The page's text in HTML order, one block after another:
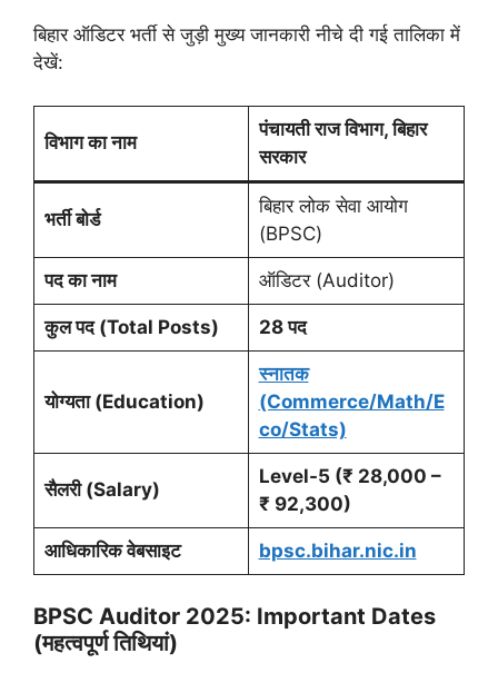
बिहार ऑडिटर भर्ती से जुड़ी मुख्य जानकारी नीचे दी गई तालिका में
देखें:
विभाग का नाम
पंचायती राज विभाग, बिहार
सरकार
भर्ती बोर्ड
बिहार लोक सेवा आयोग
(BPSC)
पद का नाम ऑडिटर (Auditor)
कुल पद (Total Posts) 28 पद
योग्यता (Education)
स्नातक
(Commerce/Math/E
co/Stats)
सैलरी (Salary)
Level-5 (₹ 28,000 –
₹ 92,300)
आधिकारिक वेबसाइट bpsc.bihar.nic.in
BPSC Auditor 2025: Important Dates
(महत्वपूर्ण तिथियां)